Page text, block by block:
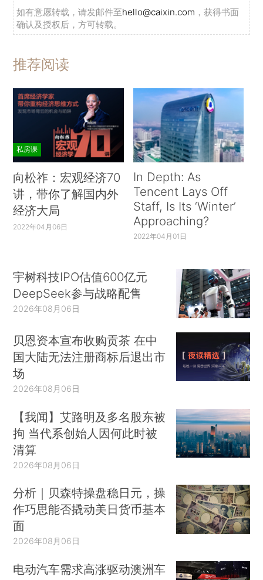
如有意愿转载，请发邮件至hello@caixin.com ，获得书面
确认及授权后，方可转载。
推荐阅读
私房课
向松祚：宏观经济70
讲，带你了解国内外
经济大局
2022年04月06日
In Depth: As
Tencent Lays Off
Staff, Is Its ‘Winter’
Approaching?
2022年04月01日
宇树科技IPO估值600亿元
DeepSeek参与战略配售
2026年08月06日
贝恩资本宣布收购贡茶 在中
国大陆无法注册商标后退出市
场
2026年08月06日
【我闻】艾路明及多名股东被
拘 当代系创始人因何此时被
清算
2026年08月06日
分析｜贝森特操盘稳日元，操
作巧思能否撬动美日货币基本
面
2026年08月06日
电动汽车需求高涨驱动澳洲车